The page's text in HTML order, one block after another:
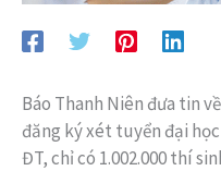
Báo Thanh Niên đưa tin
đăng ký xét tuyển đại
ĐT, chỉ có 1.002.000 thí